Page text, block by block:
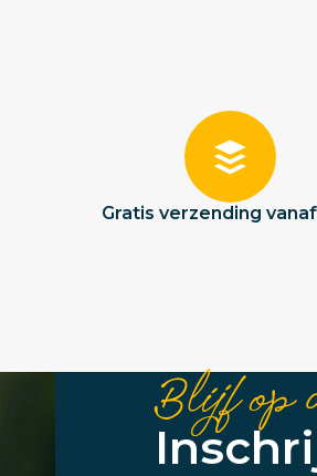
Gratis verzending
Blijf op